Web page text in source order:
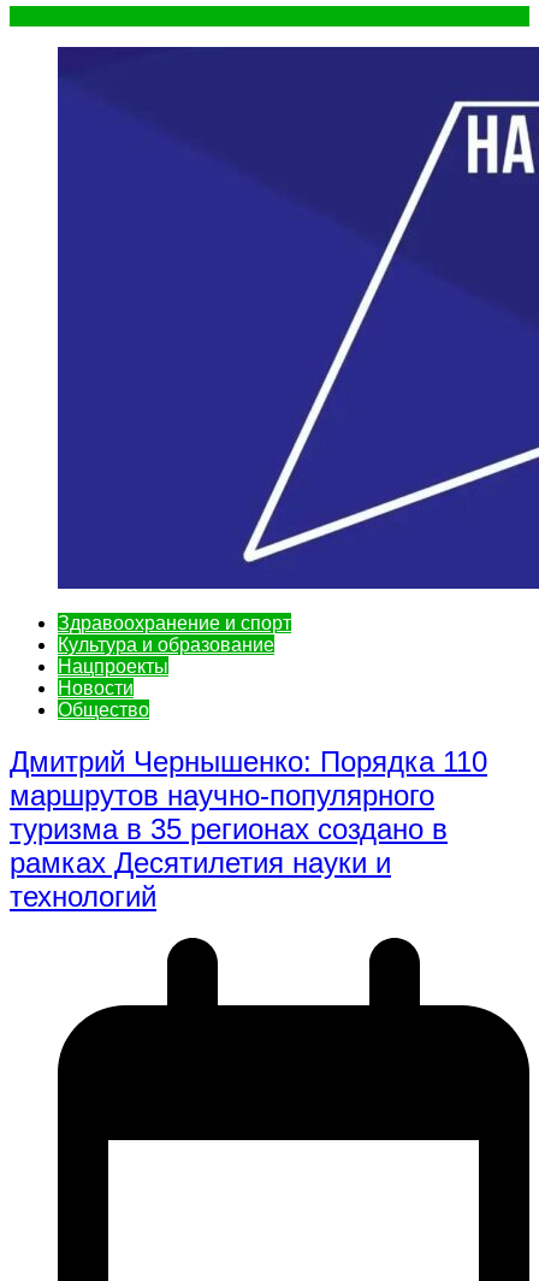
Здравоохранение и спорт
Культура и образование
Нацпроекты
Новости
Общество
Дмитрий Чернышенко: Порядка 110
маршрутов научно-популярного
туризма в 35 регионах создано в
рамках Десятилетия науки и
технологий